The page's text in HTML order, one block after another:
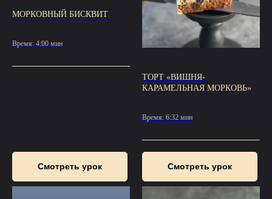
МОРКОВНЫЙ БИСКВИТ
Время: 4:00 мин
Смотреть урок
ТОРТ «ВИШНЯ-
КАРАМЕЛЬНАЯ МОРКОВЬ»
Время: 6:32 мин
Смотреть урок